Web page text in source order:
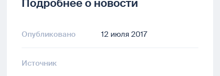
Подробнее о новости
Опубликовано 12 июля 2017
Источник